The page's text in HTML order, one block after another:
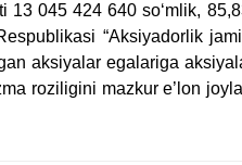
13 045 424 640 so‘mlik,
“Aksiyadorlik
aksiyalar egalariga
roziligini mazkur e’lon